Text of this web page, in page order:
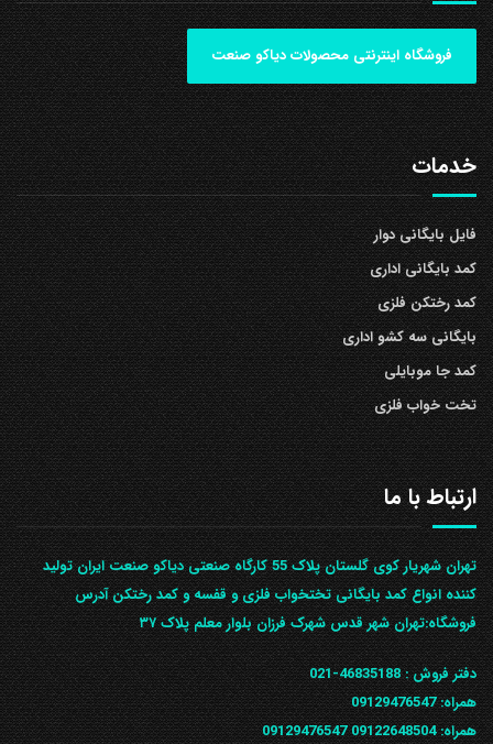
فروشگاه اینترنتی محصولات دیاکو صنعت
خدمات
فایل بایگانی دوار
کمد بایگانی اداری
کمد رختکن فلزی
بایگانی سه کشو اداری
کمد جا موبایلی
تخت خواب فلزی
ارتباط با ما
تهران شهریار کوی گلستان پلاک 55 کارگاه صنعتی دیاکو صنعت ایران تولید
کننده انواع کمد بایگانی تختخواب فلزی و قفسه و کمد رختکن آدرس
ف‍روشگاه:تهران شهر قدس شهرک فرزان بلوار معلم پلاک ۳۷
دفتر فروش :46835188-021
همراه:09129476547
همراه: 09122648504
09129476547